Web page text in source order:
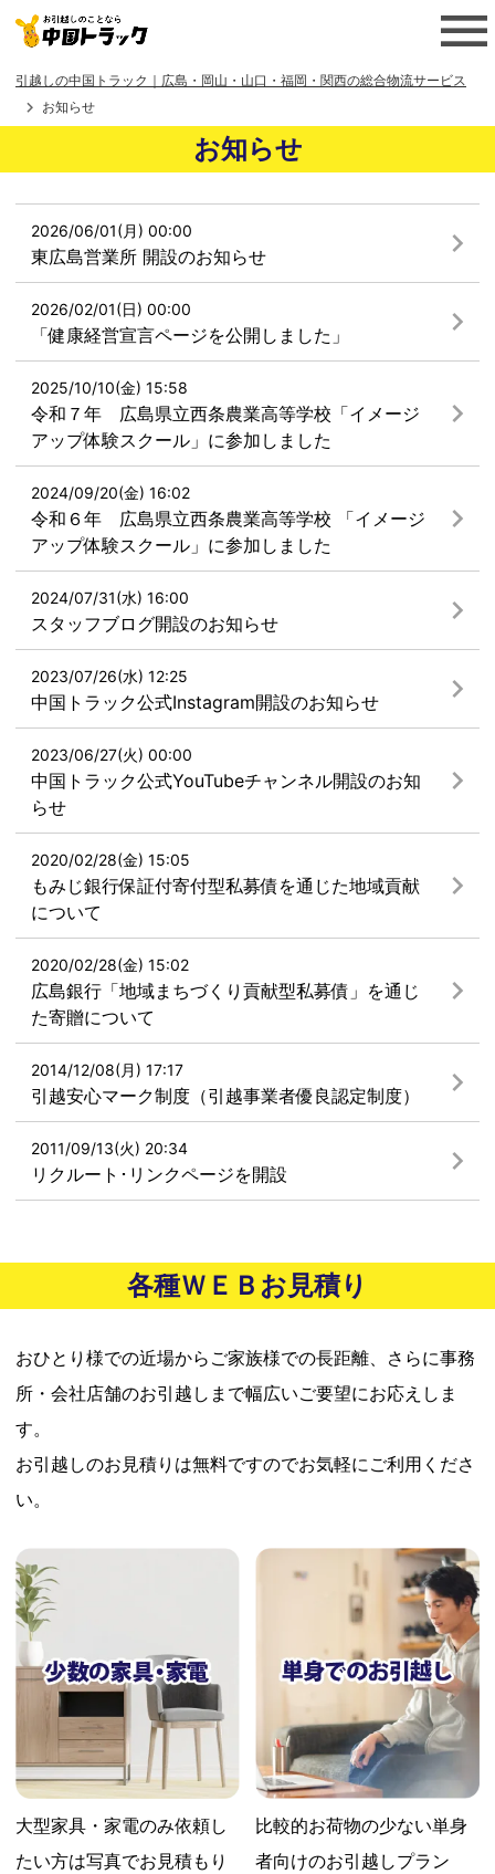
引越しの中国トラック｜広島・岡山・山口・福岡・関西の総合物流サービス
お知らせ
お知らせ
2026/06/01(月) 00:00
東広島営業所 開設のお知らせ
2026/02/01(日) 00:00
「健康経営宣言ページを公開しました」
2025/10/10(金) 15:58
令和７年 広島県立西条農業高等学校「イメージ
アップ体験スクール」に参加しました
2024/09/20(金) 16:02
令和６年 広島県立西条農業高等学校 「イメージ
アップ体験スクール」に参加しました
2024/07/31(水) 16:00
スタッフブログ開設のお知らせ
2023/07/26(水) 12:25
中国トラック公式Instagram開設のお知らせ
2023/06/27(火) 00:00
中国トラック公式YouTubeチャンネル開設のお知
らせ
2020/02/28(金) 15:05
もみじ銀行保証付寄付型私募債を通じた地域貢献
について
2020/02/28(金) 15:02
広島銀行「地域まちづくり貢献型私募債」を通じ
た寄贈について
2014/12/08(月) 17:17
引越安心マーク制度（引越事業者優良認定制度）
2011/09/13(火) 20:34
リクルート･リンクページを開設
各種ＷＥＢお見積り
おひとり様での近場からご家族様での長距離、さらに事務
所・会社店舗のお引越しまで幅広いご要望にお応えしま
す。
お引越しのお見積りは無料ですのでお気軽にご利用くださ
い。
大型家具・家電のみ依頼し
たい方は写真でお見積もり
比較的お荷物の少ない単身
者向けのお引越しプラン